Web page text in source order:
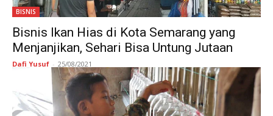
BISNIS
Bisnis Ikan Hias di Kota Semarang yang
Menjanjikan, Sehari Bisa Untung Jutaan
Dafi Yusuf - 25/08/2021